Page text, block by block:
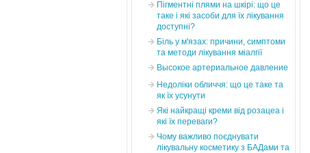
Пігментні плями на шкірі: що це
таке і які засоби для їх лікування
доступні?
Біль у м'язах: причини, симптоми
та методи лікування міалгії
Высокое артериальное давление
Недоліки обличчя: що це таке та
як їх усунути
Які найкращі креми від розацеа і
які їх переваги?
Чому важливо поєднувати
лікувальну косметику з БАДами та